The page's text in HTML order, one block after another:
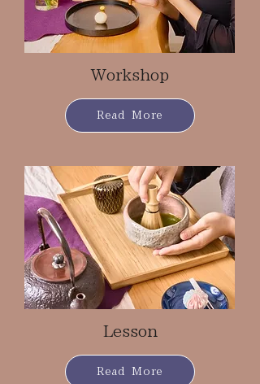
Workshop
Read More
Lesson
Read More